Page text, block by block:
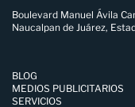
Boulevard Manuel Ávila
Naucalpan de Juárez,
BLOG
MEDIOS PUBLICITARIOS
SERVICIOS